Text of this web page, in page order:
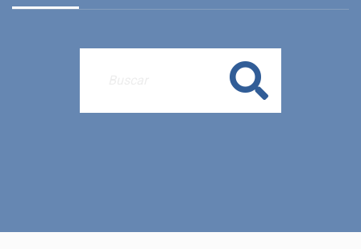
Buscar